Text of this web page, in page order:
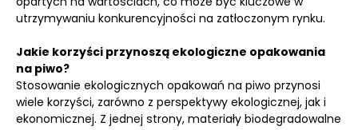
utrzymywaniu konkurencyjności na zatłoczonym rynku.
Jakie korzyści przynoszą ekologiczne opakowania
na piwo?
Stosowanie ekologicznych opakowań na piwo przynosi
wiele korzyści, zarówno z perspektywy ekologicznej, jak i
ekonomicznej. Z jednej strony, materiały biodegradowalne